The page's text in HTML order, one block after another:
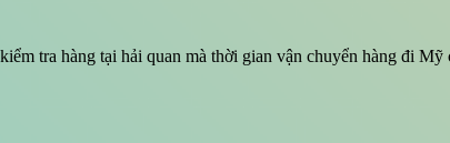
tra hàng tại hải quan mà thời gian vận chuyển hàng đi